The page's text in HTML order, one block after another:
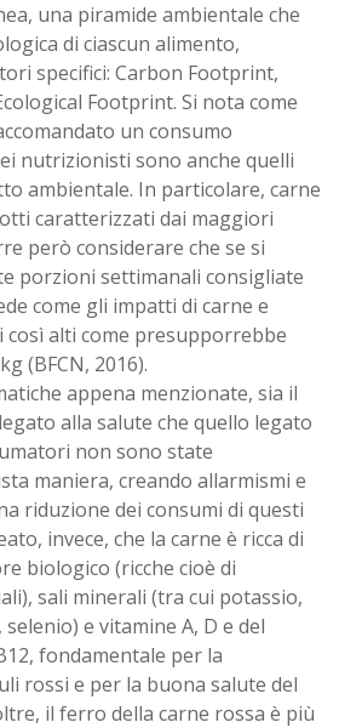
una piramide ambientale che
di ciascun alimento,
specifici: Carbon Footprint,
Footprint. Si nota come
un consumo
nutrizionisti sono anche quelli
ambientale. In particolare, carne
caratterizzati dai maggiori
però considerare che se si
porzioni settimanali consigliate
come gli impatti di carne e
alti come presupporrebbe
(BFCN, 2016).
appena menzionate, sia il
alla salute che quello legato
non sono state
maniera, creando allarmismi e
riduzione dei consumi di questi
invece, che la carne è ricca di
biologico (ricche cioè di
sali minerali (tra cui potassio,
e vitamine A, D e del
fondamentale per la
rossi e per la buona salute del
il ferro della carne rossa è più